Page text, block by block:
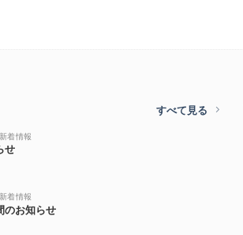
すべて見る
着情報
せ
着情報
のお知らせ